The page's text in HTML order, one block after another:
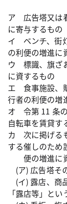
ア 広告塔又は
に寄与するもの
イ ベンチ、街
の利便の増進に
ウ 標識、旗ざ
に資するもの
エ 食事施設、
行者の利便の増
オ 令第 11 条
自転車を賃貸す
カ 次に掲げる
する催しのため
便の増進に
(ア) 広告塔そ
(イ) 露店、商
「露店等」とい